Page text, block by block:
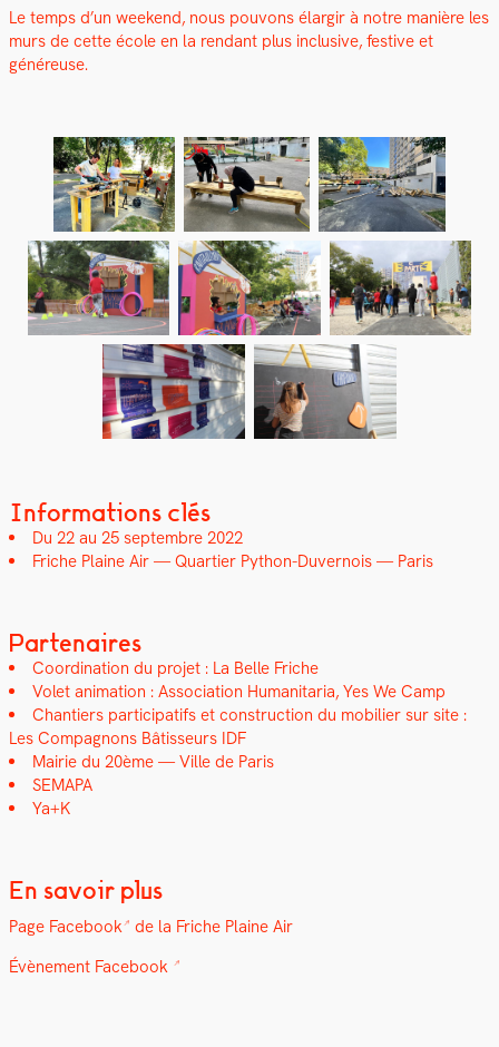
Le temps d’un week­end, nous pou­vons élargir à notre manière les
murs de cette école en la ren­dant plus inclu­sive, fes­tive et
généreuse.
Informations clés
Du 22 au 25 sep­tem­bre 2022
Friche Plaine Air — Quarti­er Python-Duver­nois — Paris
Partenaires
Coor­di­na­tion du pro­jet : La Belle Friche
Volet ani­ma­tion : Asso­ci­a­tion Human­i­taria, Yes We Camp
Chantiers par­tic­i­pat­ifs et con­struc­tion du mobili­er sur site :
Les Com­pagnons Bâtis­seurs IDF
Mairie du 20ème — Ville de Paris
SEMAPA
Ya+K
En savoir plus
Page Face­book de la Friche Plaine Air
Évène­ment Face­book